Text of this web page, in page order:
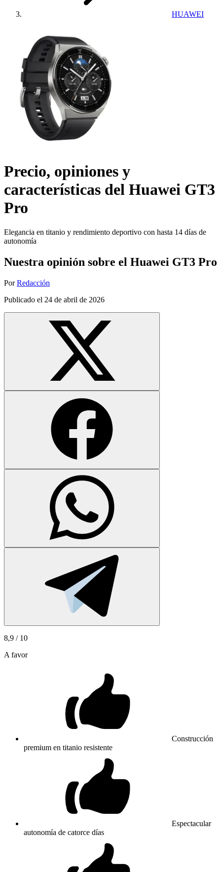
HUAWEI
Precio, opiniones y
características del Huawei GT3
Pro
Elegancia en titanio y rendimiento deportivo con hasta 14 días de
autonomía
Nuestra opinión sobre el Huawei GT3 Pro
Por Redacción
Publicado el 24 de abril de 2026
8,9 / 10
A favor
Construcción
premium en titanio resistente
Espectacular
autonomía de catorce días